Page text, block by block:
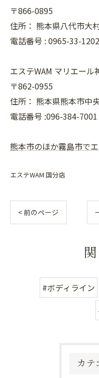
〒866-0895
住所： 熊本県八代市大
電話番号 : 0965-33-1202
エステWAM マリエール
〒862-0955
住所： 熊本県熊本市中
電話番号 :096-384-7001
熊本市のほか霧島市で
エステWAM 国分店
< 前のページ
#ボディライン
カテ